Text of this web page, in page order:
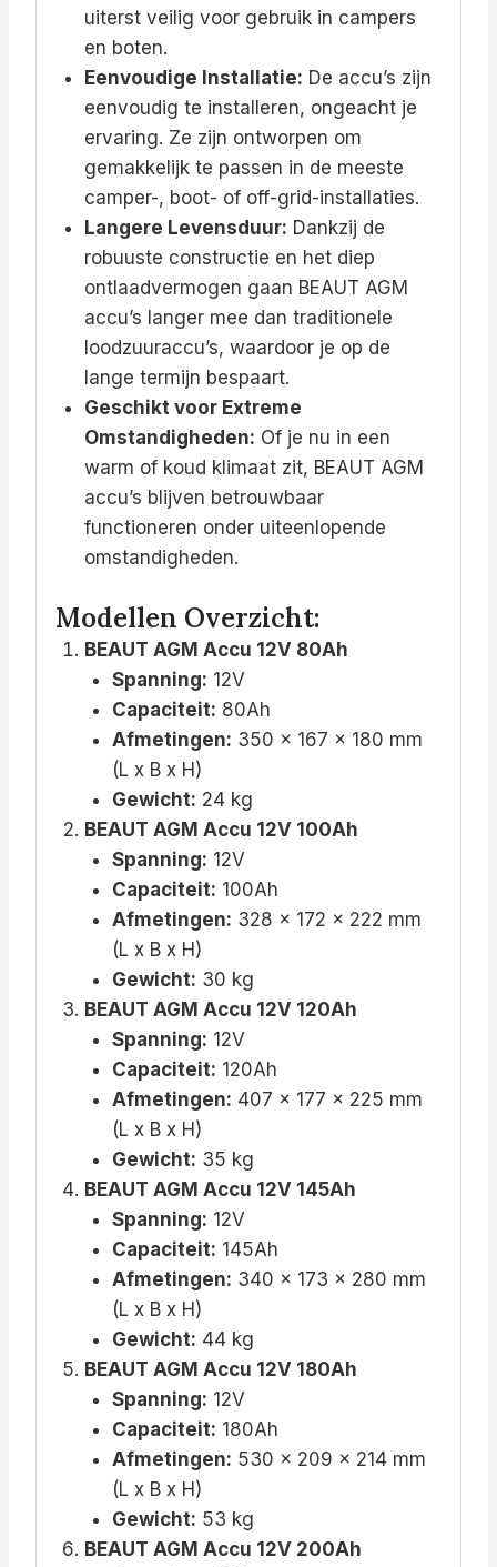
uiterst veilig voor gebruik in campers
en boten.
Eenvoudige Installatie: De accu’s zijn
eenvoudig te installeren, ongeacht je
ervaring. Ze zijn ontworpen om
gemakkelijk te passen in de meeste
camper-, boot- of off-grid-installaties.
Langere Levensduur: Dankzij de
robuuste constructie en het diep
ontlaadvermogen gaan BEAUT AGM
accu’s langer mee dan traditionele
loodzuuraccu’s, waardoor je op de
lange termijn bespaart.
Geschikt voor Extreme
Omstandigheden: Of je nu in een
warm of koud klimaat zit, BEAUT AGM
accu’s blijven betrouwbaar
functioneren onder uiteenlopende
omstandigheden.
Modellen Overzicht:
BEAUT AGM Accu 12V 80Ah
Spanning: 12V
Capaciteit: 80Ah
Afmetingen: 350 x 167 x 180 mm
(L x B x H)
Gewicht: 24 kg
BEAUT AGM Accu 12V 100Ah
Spanning: 12V
Capaciteit: 100Ah
Afmetingen: 328 x 172 x 222 mm
(L x B x H)
Gewicht: 30 kg
BEAUT AGM Accu 12V 120Ah
Spanning: 12V
Capaciteit: 120Ah
Afmetingen: 407 x 177 x 225 mm
(L x B x H)
Gewicht: 35 kg
BEAUT AGM Accu 12V 145Ah
Spanning: 12V
Capaciteit: 145Ah
Afmetingen: 340 x 173 x 280 mm
(L x B x H)
Gewicht: 44 kg
BEAUT AGM Accu 12V 180Ah
Spanning: 12V
Capaciteit: 180Ah
Afmetingen: 530 x 209 x 214 mm
(L x B x H)
Gewicht: 53 kg
BEAUT AGM Accu 12V 200Ah